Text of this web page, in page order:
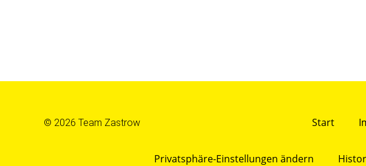
© 2026 Team Zastrow Start
Privatsphäre-Einstellungen ändern